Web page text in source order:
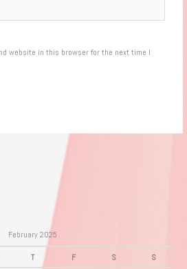
website in this browser for the next time I
February 2025
T F S S